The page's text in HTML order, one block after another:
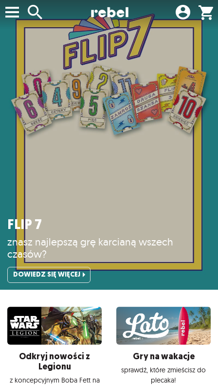
FLIP 7
znasz najlepszą grę karcianą wszech
czasów?
DOWIEDZ SIĘ WIĘCEJ
Odkryj nowości z
Legionu
z koncepcyjnym Boba Fett na
Gry na wakacje
sprawdź, które zmieścisz do
plecaka!